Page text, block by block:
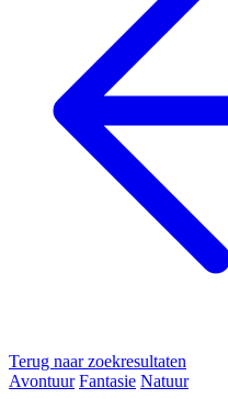
Terug naar zoekresultaten
Avontuur Fantasie Natuur